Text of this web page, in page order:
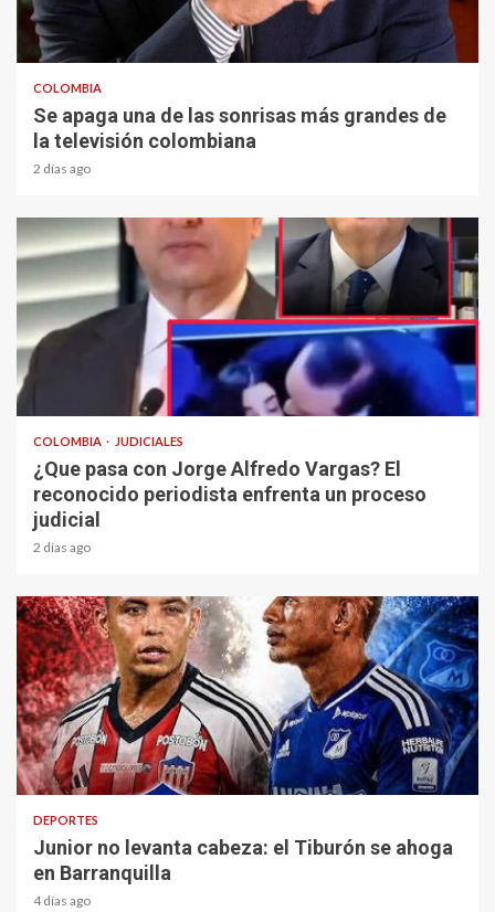
1 min read
COLOMBIA
Se apaga una de las sonrisas más grandes de
la televisión colombiana
2 días ago
COLOMBIA JUDICIALES
¿Que pasa con Jorge Alfredo Vargas? El
reconocido periodista enfrenta un proceso
judicial
2 días ago
2 min read
DEPORTES
Junior no levanta cabeza: el Tiburón se ahoga
en Barranquilla
4 días ago